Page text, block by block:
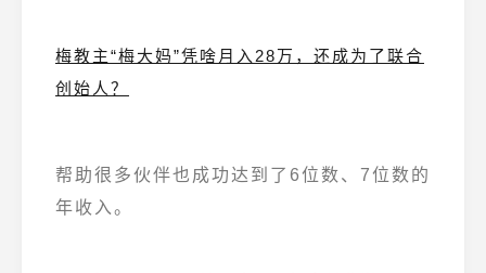
梅教主“梅大妈”凭啥月入28万，还成为了联合
创始人？
帮助很多伙伴也成功达到了6位数、7位数的
年收入。